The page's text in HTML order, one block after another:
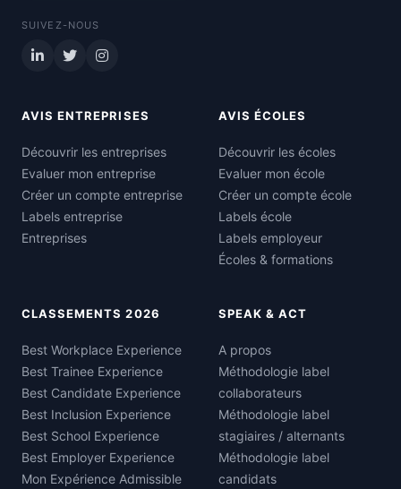
SUIVEZ-NOUS
AVIS ENTREPRISES
Découvrir les entreprises
Evaluer mon entreprise
Créer un compte entreprise
Labels entreprise
Entreprises
AVIS ÉCOLES
Découvrir les écoles
Evaluer mon école
Créer un compte école
Labels école
Labels employeur
Écoles & formations
CLASSEMENTS 2026
Best Workplace Experience
Best Trainee Experience
Best Candidate Experience
Best Inclusion Experience
Best School Experience
Best Employer Experience
Mon Expérience Admissible
SPEAK & ACT
A propos
Méthodologie label
collaborateurs
Méthodologie label
stagiaires / alternants
Méthodologie label
candidats